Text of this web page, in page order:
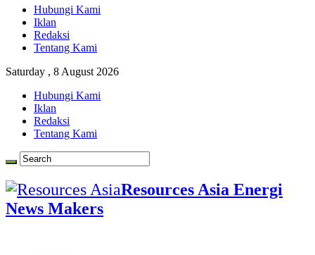
Hubungi Kami
Iklan
Redaksi
Tentang Kami
Saturday , 8 August 2026
Hubungi Kami
Iklan
Redaksi
Tentang Kami
Resources Asia Energi
News Makers